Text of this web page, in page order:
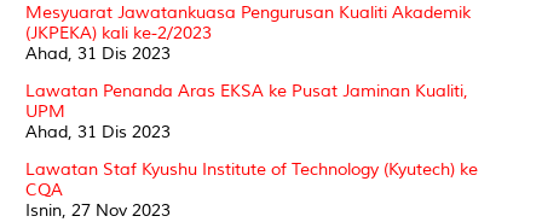
Mesyuarat Jawatankuasa Pengurusan Kualiti Akademik
(JKPEKA) kali ke-2/2023
Ahad, 31 Dis 2023
Lawatan Penanda Aras EKSA ke Pusat Jaminan Kualiti,
UPM
Ahad, 31 Dis 2023
Lawatan Staf Kyushu Institute of Technology (Kyutech) ke
CQA
Isnin, 27 Nov 2023